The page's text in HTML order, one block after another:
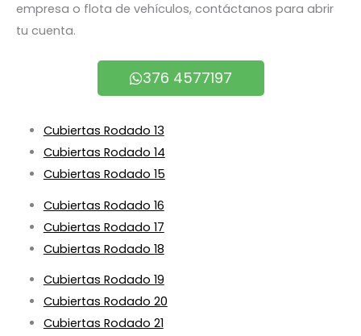
empresa o flota de vehículos, contáctanos para abrir
tu cuenta.
376 4577197
Cubiertas Rodado 13
Cubiertas Rodado 14
Cubiertas Rodado 15
Cubiertas Rodado 16
Cubiertas Rodado 17
Cubiertas Rodado 18
Cubiertas Rodado 19
Cubiertas Rodado 20
Cubiertas Rodado 21